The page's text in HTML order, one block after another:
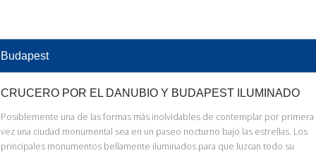
Budapest
CRUCERO POR EL DANUBIO Y BUDAPEST ILUMINADO
Posiblemente una de las formas más inolvidables de contemplar por primera
vez una ciudad monumental sea en un paseo nocturno bajo las estrellas. Los
principales monumentos bellamente iluminados para que luzcan todo su